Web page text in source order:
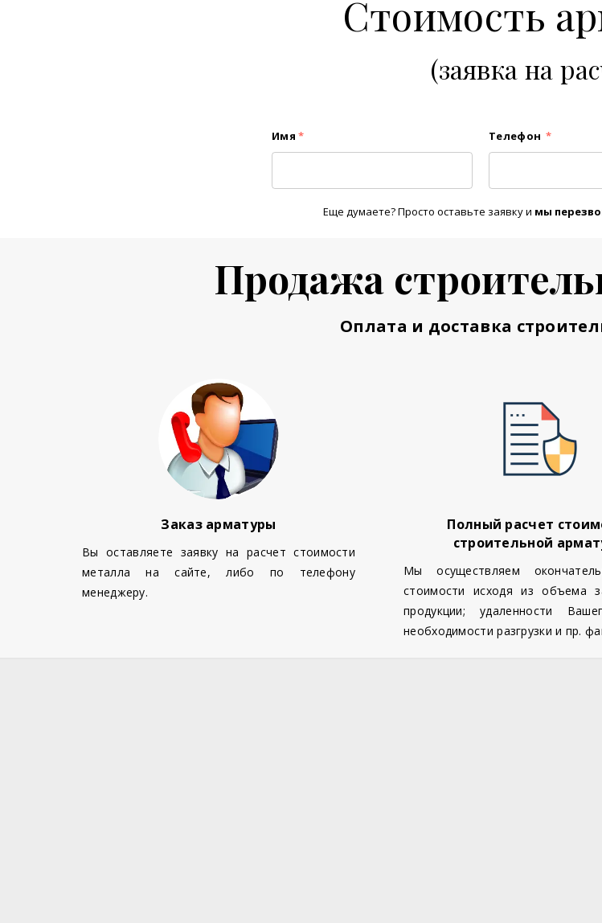
Стоимость
(заявка на
Имя * Телефон *
Еще думаете? Просто оставьте заявку и мы
Продажа
Оплата и доставка
Заказ арматуры
Вы оставляете заявку на расчет стоимости
металла на сайте, либо по телефону
менеджеру.
Полный расчет
строительной
Мы осуществляем
стоимости исходя из объема
продукции; удаленности
необходимости разгрузки и пр.